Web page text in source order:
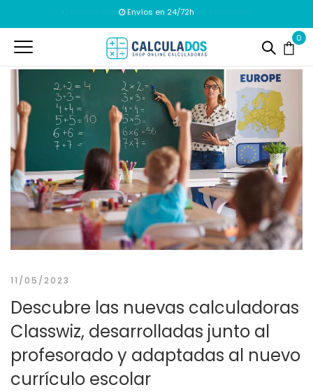
Envíos en 24/72h
0
11/05/2023
Descubre las nuevas calculadoras
Classwiz, desarrolladas junto al
profesorado y adaptadas al nuevo
currículo escolar